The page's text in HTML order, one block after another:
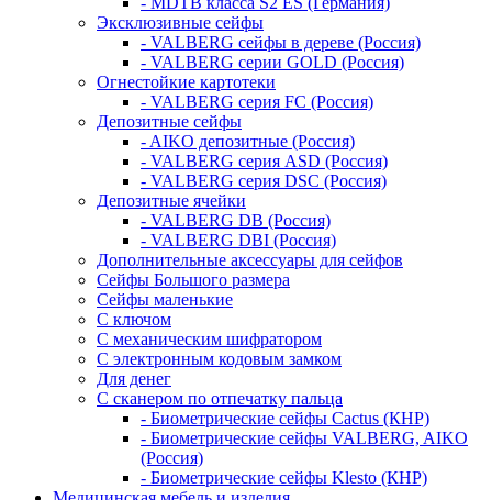
Эксклюзивные сейфы
- VALBERG сейфы в дереве (Россия)
- VALBERG серии GOLD (Россия)
Огнестойкие картотеки
- VALBERG серия FC (Россия)
Депозитные сейфы
- AIKO депозитные (Россия)
- VALBERG серия ASD (Россия)
- VALBERG серия DSC (Россия)
Депозитные ячейки
- VALBERG DB (Россия)
- VALBERG DBI (Россия)
Дополнительные аксессуары для сейфов
Сейфы Большого размера
Сейфы маленькие
С ключом
С механическим шифратором
С электронным кодовым замком
Для денег
С сканером по отпечатку пальца
- Биометрические сейфы Cactus (КНР)
- Биометрические сейфы VALBERG, AIKO
(Россия)
- Биометрические сейфы Klesto (КНР)